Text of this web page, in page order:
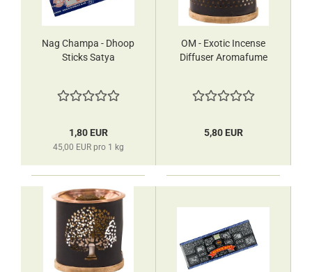
Nag Champa - Dhoop
Sticks Satya
1,80 EUR
45,00 EUR pro 1 kg
OM - Exotic Incense
Diffuser Aromafume
5,80 EUR